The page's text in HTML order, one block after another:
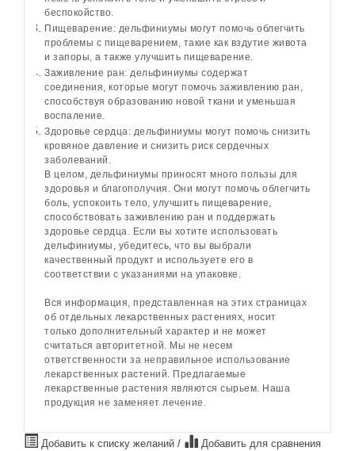
беспокойство.
Пищеварение: дельфиниумы могут помочь облегчить
проблемы с пищеварением, такие как вздутие живота
и запоры, а также улучшить пищеварение.
Заживление ран: дельфиниумы содержат
соединения, которые могут помочь заживлению ран,
способствуя образованию новой ткани и уменьшая
воспаление.
Здоровье сердца: дельфиниумы могут помочь снизить
кровяное давление и снизить риск сердечных
заболеваний.
В целом, дельфиниумы приносят много пользы для
здоровья и благополучия. Они могут помочь облегчить
боль, успокоить тело, улучшить пищеварение,
способствовать заживлению ран и поддержать
здоровье сердца. Если вы хотите использовать
дельфиниумы, убедитесь, что вы выбрали
качественный продукт и используете его в
соответствии с указаниями на упаковке.
Вся информация, представленная на этих страницах
об отдельных лекарственных растениях, носит
только дополнительный характер и не может
считаться авторитетной. Мы не несем
ответственности за неправильное использование
лекарственных растений. Предлагаемые
лекарственные растения являются сырьем. Наша
продукция не заменяет лечение.
Добавить к списку желаний / Добавить для сравнения